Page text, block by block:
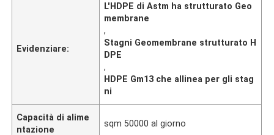
Evidenziare:
L'HDPE di Astm ha strutturato Geo
membrane
,
Stagni Geomembrane strutturato H
DPE
,
HDPE Gm13 che allinea per gli stag
ni
Capacità di alime
ntazione
sqm 50000 al giorno